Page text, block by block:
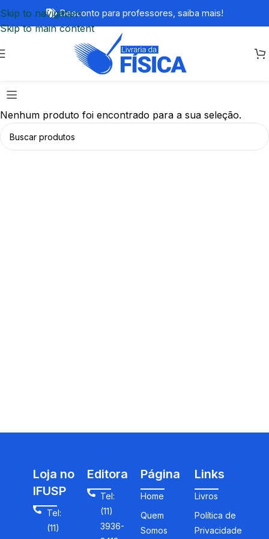
Skip to navigation
Skip to main content
Desconto para professores, saiba mais!
Nenhum produto foi encontrado para a sua seleção.
Loja no
IFUSP
Tel:
(11)
Editora
Tel:
(11)
3936-
Página
Home
Quem
Somos
Links
Livros
Política de
Privacidade